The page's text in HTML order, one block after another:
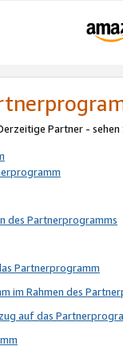
Partner - sehen
des Partnerprogramms
Partnerprogramm
im Rahmen des
auf das